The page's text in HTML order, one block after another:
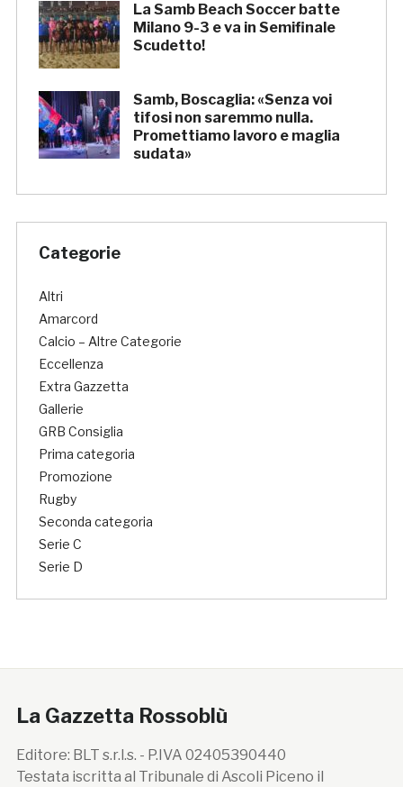
La Samb Beach Soccer batte
Milano 9-3 e va in Semifinale
Scudetto!
Samb, Boscaglia: «Senza voi
tifosi non saremmo nulla.
Promettiamo lavoro e maglia
sudata»
Categorie
Altri
Amarcord
Calcio – Altre Categorie
Eccellenza
Extra Gazzetta
Gallerie
GRB Consiglia
Prima categoria
Promozione
Rugby
Seconda categoria
Serie C
Serie D
La Gazzetta Rossoblù
Editore: BLT s.r.l.s. - P.IVA 02405390440
Testata iscritta al Tribunale di Ascoli Piceno il